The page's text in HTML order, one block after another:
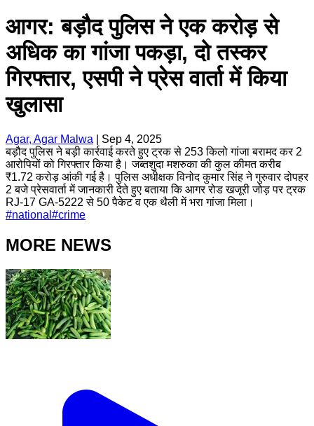
आगर: बड़ौद पुलिस ने एक करोड़ से
अधिक का गांजा पकड़ा, दो तस्कर
गिरफ्तार, एसपी ने प्रेस वार्ता में किया
खुलासा
Agar, Agar Malwa
Sep 4, 2025
बड़ौद पुलिस ने बड़ी कार्रवाई करते हुए ट्रक से 253 किलो गांजा बरामद कर 2
आरोपियों को गिरफ्तार किया है। जब्तशुदा मशरुका की कुल कीमत करीब
₹1.72 करोड़ आंकी गई है। पुलिस अधीक्षक विनोद कुमार सिंह ने गुरुवार दोपहर
2 बजे प्रेसवार्ता में जानकारी देते हुए बताया कि आगर रोड खजूरी जोड़ पर ट्रक
RJ-17 GA-5222 से 50 पैकेट व एक थैली में भरा गांजा मिला।
#national #crime
MORE NEWS